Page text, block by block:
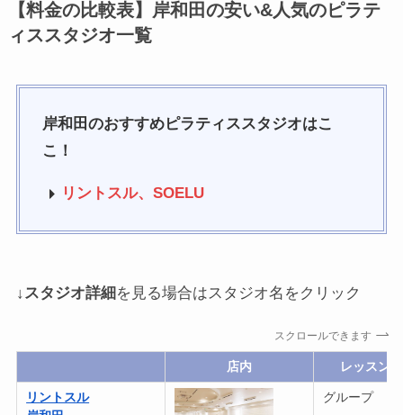
【料金の比較表】岸和田の安い&人気のピラテ
ィススタジオ一覧
岸和田のおすすめピラティススタジオはこ
こ！
リントスル、SOELU
↓スタジオ詳細を見る場合はスタジオ名をクリック
スクロールできます
店内 レッスン
リントスル
グループ